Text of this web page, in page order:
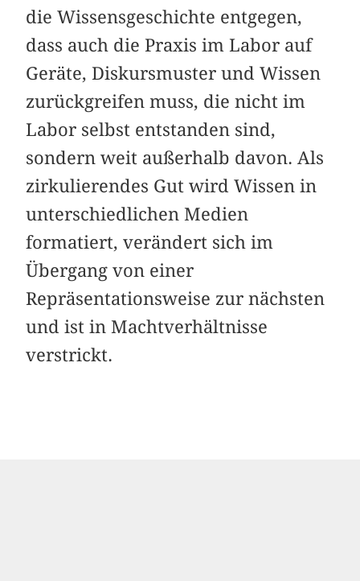
die Wissensgeschichte entgegen,
dass auch die Praxis im Labor auf
Geräte, Diskursmuster und Wissen
zurückgreifen muss, die nicht im
Labor selbst entstanden sind,
sondern weit außerhalb davon. Als
zirkulierendes Gut wird Wissen in
unterschiedlichen Medien
formatiert, verändert sich im
Übergang von einer
Repräsentationsweise zur nächsten
und ist in Machtverhältnisse
verstrickt.